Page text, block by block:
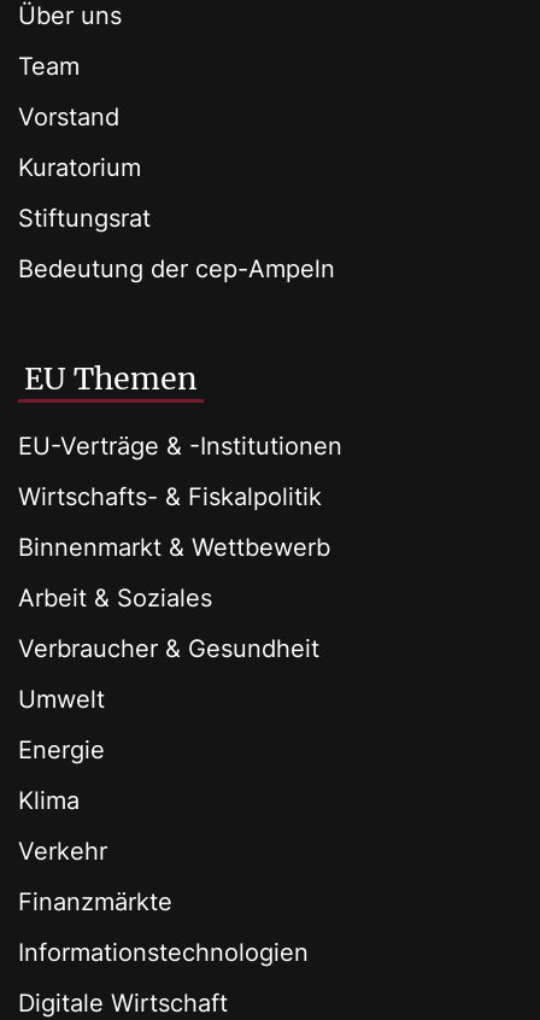
Über uns
Team
Vorstand
Kuratorium
Stiftungsrat
Bedeutung der cep-Ampeln
EU Themen
EU-Verträge & -Institutionen
Wirtschafts- & Fiskalpolitik
Binnenmarkt & Wettbewerb
Arbeit & Soziales
Verbraucher & Gesundheit
Umwelt
Energie
Klima
Verkehr
Finanzmärkte
Informationstechnologien
Digitale Wirtschaft